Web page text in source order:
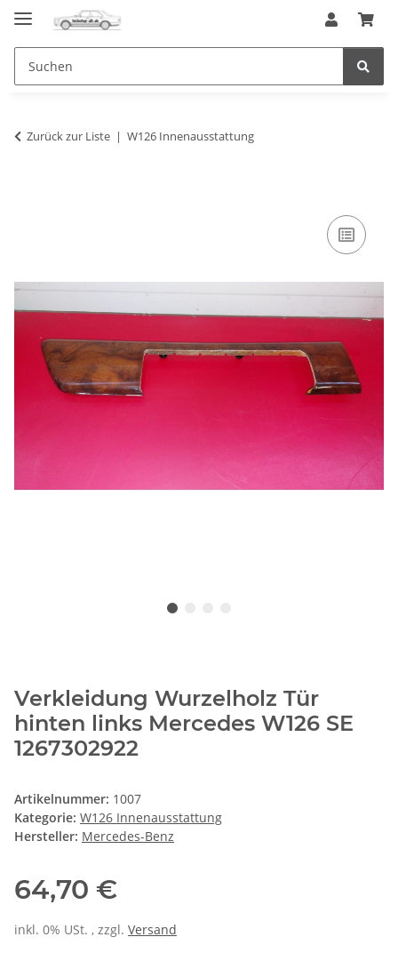
Zurück zur Liste W126 Innenausstattung
Verkleidung Wurzelholz Tür
hinten links Mercedes W126 SE
1267302922
Artikelnummer: 1007
Kategorie: W126 Innenausstattung
Hersteller: Mercedes-Benz
64,70 €
inkl. 0% USt. , zzgl. Versand